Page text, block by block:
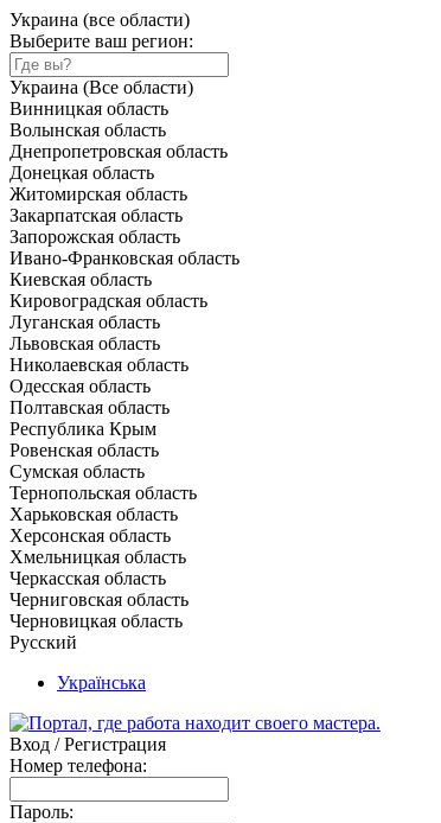
Украина (все области)
Выберите ваш регион:
Украина (Все области)
Винницкая область
Волынская область
Днепропетровская область
Донецкая область
Житомирская область
Закарпатская область
Запорожская область
Ивано-Франковская область
Киевская область
Кировоградская область
Луганская область
Львовская область
Николаевская область
Одесская область
Полтавская область
Республика Крым
Ровенская область
Сумская область
Тернопольская область
Харьковская область
Херсонская область
Хмельницкая область
Черкасская область
Черниговская область
Черновицкая область
Русский
Українська
Вход / Регистрация
Номер телефона:
Пароль: